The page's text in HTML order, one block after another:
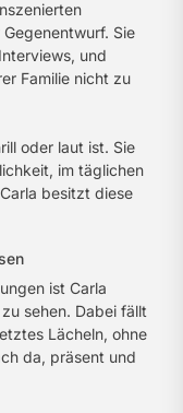
Sie
und
Familie nicht zu
oder laut ist. Sie
im täglichen
besitzt diese
ist Carla
sehen. Dabei fällt
Lächeln, ohne
da, präsent und